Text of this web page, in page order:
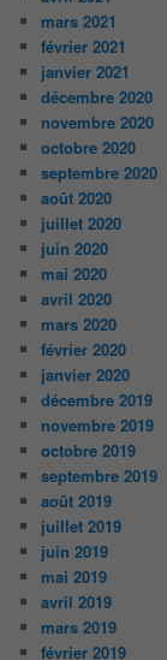
mars 2021
février 2021
janvier 2021
décembre 2020
novembre 2020
octobre 2020
septembre 2020
août 2020
juillet 2020
juin 2020
mai 2020
avril 2020
mars 2020
février 2020
janvier 2020
décembre 2019
novembre 2019
octobre 2019
septembre 2019
août 2019
juillet 2019
juin 2019
mai 2019
avril 2019
mars 2019
février 2019